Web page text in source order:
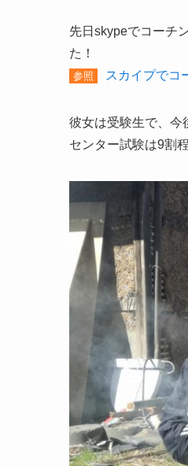
先日skypeでコーチ
た！
参照 スカイプでコ
彼女は受験生で、今
センター試験は9割